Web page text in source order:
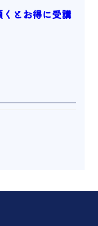
とお得に受講